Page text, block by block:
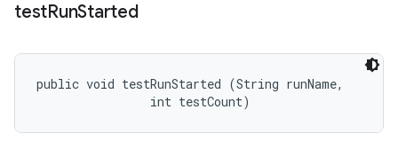
testRunStarted
public void testRunStarted (String runName,
                int testCount)